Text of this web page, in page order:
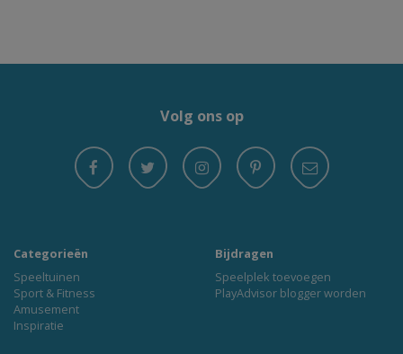
Volg ons op
Categorieën
Speeltuinen
Sport & Fitness
Amusement
Inspiratie
Bijdragen
Speelplek toevoegen
PlayAdvisor blogger worden